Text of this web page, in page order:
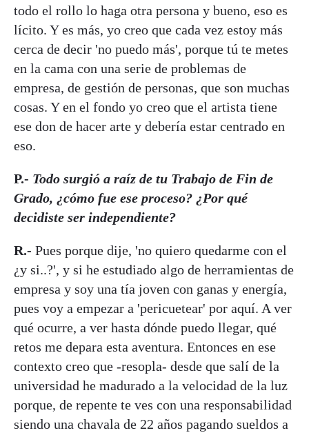
todo el rollo lo haga otra persona y bueno, eso es
lícito. Y es más, yo creo que cada vez estoy más
cerca de decir 'no puedo más', porque tú te metes
en la cama con una serie de problemas de
empresa, de gestión de personas, que son muchas
cosas. Y en el fondo yo creo que el artista tiene
ese don de hacer arte y debería estar centrado en
eso.
P.- Todo surgió a raíz de tu Trabajo de Fin de
Grado, ¿cómo fue ese proceso? ¿Por qué
decidiste ser independiente?
R.- Pues porque dije, 'no quiero quedarme con el
¿y si..?', y si he estudiado algo de herramientas de
empresa y soy una tía joven con ganas y energía,
pues voy a empezar a 'pericuetear' por aquí. A ver
qué ocurre, a ver hasta dónde puedo llegar, qué
retos me depara esta aventura. Entonces en ese
contexto creo que -resopla- desde que salí de la
universidad he madurado a la velocidad de la luz
porque, de repente te ves con una responsabilidad
siendo una chavala de 22 años pagando sueldos a